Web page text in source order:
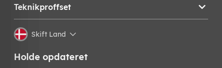
Teknikproffset
Skift Land
Holde opdateret